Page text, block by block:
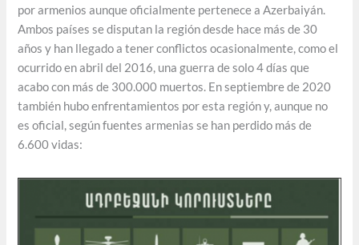
por armenios aunque oficialmente pertenece a Azerbaiyán.
Ambos países se disputan la región desde hace más de 30
años y han llegado a tener conflictos ocasionalmente, como el
ocurrido en abril del 2016, una guerra de solo 4 días que
acabo con más de 300.000 muertos. En septiembre de 2020
también hubo enfrentamientos por esta región y, aunque no
es oficial, según fuentes armenias se han perdido más de
6.600 vidas: